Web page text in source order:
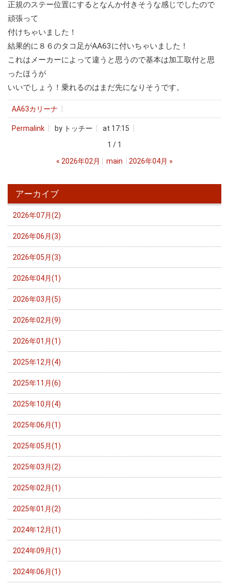
正規のステー位置にするとなんか付きそうな感じでしたので
頑張って
付けちゃいました！
結果的に８６のタコ足がAA63に付いちゃいました！
これはメーカーによって違うと思うので基本は加工取付と思
ったほうが
いいでしょう！乗れるのはまだ先になりそうです。
AA63カリーナ
Permalink by トッチー
at 17:15
1 / 1
« 2026年02月 main 2026年04月 »
アーカイブ
2026年07月(2)
2026年06月(3)
2026年05月(3)
2026年04月(1)
2026年03月(5)
2026年02月(9)
2026年01月(1)
2025年12月(4)
2025年11月(6)
2025年10月(4)
2025年06月(1)
2025年05月(1)
2025年03月(2)
2025年02月(1)
2025年01月(2)
2024年12月(1)
2024年09月(1)
2024年06月(1)